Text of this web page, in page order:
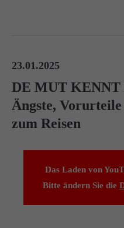
23.01.2025
DE MUT
Ängste,
zum Reisen
Das Laden von
Bitte ändern Sie die